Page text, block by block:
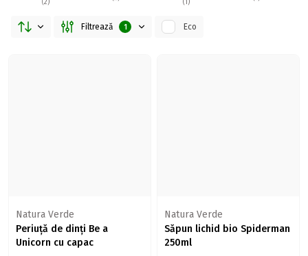
(2)
(1)
Filtrează 1 Eco
Natura Verde
Periuță de dinți Be a
Unicorn cu capac
Natura Verde
Săpun lichid bio Spiderman
250ml